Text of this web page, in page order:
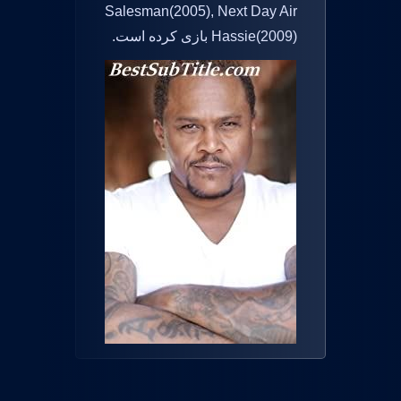
Salesman(2005), Next Day Air
Hassie(2009) بازی کرده است.